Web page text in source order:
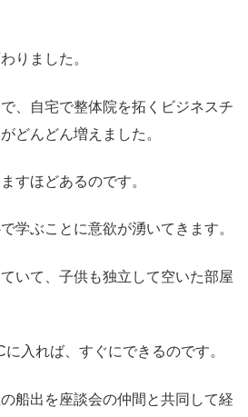
りました。
、自宅で整体院を拓くビジネスチ
どんどん増えました。
すほどあるのです。
学ぶことに意欲が湧いてきます。
いて、子供も独立して空いた部屋
入れば、すぐにできるのです。
船出を座談会の仲間と共同して経